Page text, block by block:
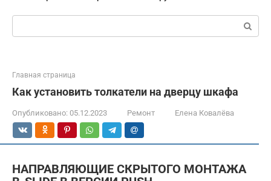
Поиск:
Главная страница
Как установить толкатели на дверцу шкафа
Опубликовано: 05.12.2023 Ремонт Елена Ковалёва
НАПРАВЛЯЮЩИЕ СКРЫТОГО МОНТАЖА